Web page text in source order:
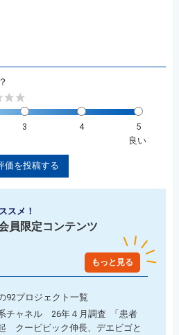
3 4
5
良い
価を投稿する
スメ！
員限定コンテンツ
もっと見る
92プロジェクト一覧
チャネル 26年４月調査 「患者
クービビック伸長、デエビゴと